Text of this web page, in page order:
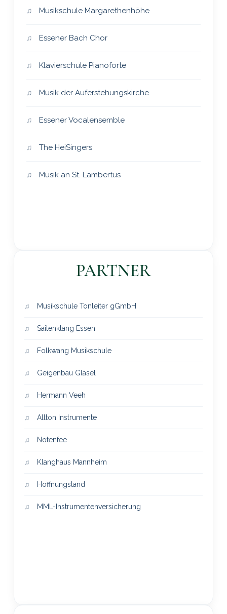
Musikschule Margarethenhöhe
Essener Bach Chor
Klavierschule Pianoforte
Musik der Auferstehungskirche
Essener Vocalensemble
The HeiSingers
Musik an St. Lambertus
PARTNER
Musikschule Tonleiter gGmbH
Saitenklang Essen
Folkwang Musikschule
Geigenbau Gläsel
Hermann Veeh
Allton Instrumente
Notenfee
Klanghaus Mannheim
Hoffnungsland
MML-Instrumentenversicherung